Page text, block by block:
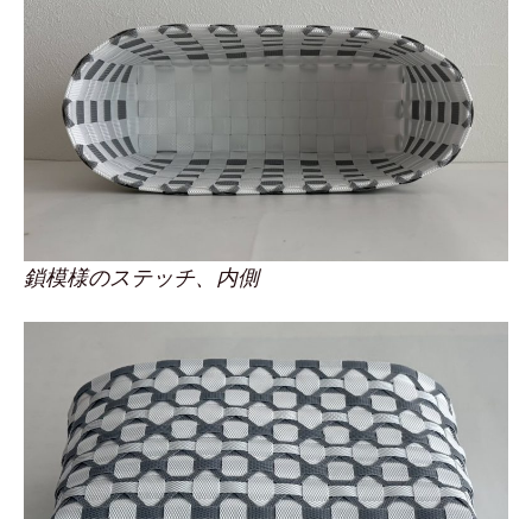
鎖模様のステッチ、内側